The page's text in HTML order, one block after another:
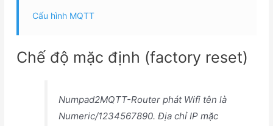
Cấu hình MQTT
Chế độ mặc định (factory reset)
Numpad2MQTT-Router phát Wifi tên là
Numeric/1234567890. Địa chỉ IP mặc